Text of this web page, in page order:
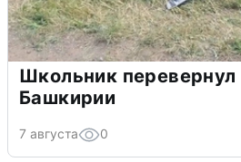
Школьник
Башкирии
7 августа 0